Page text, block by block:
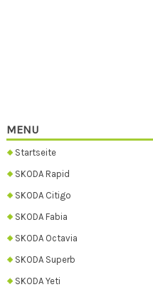
MENU
Startseite
SKODA Rapid
SKODA Citigo
SKODA Fabia
SKODA Octavia
SKODA Superb
SKODA Yeti